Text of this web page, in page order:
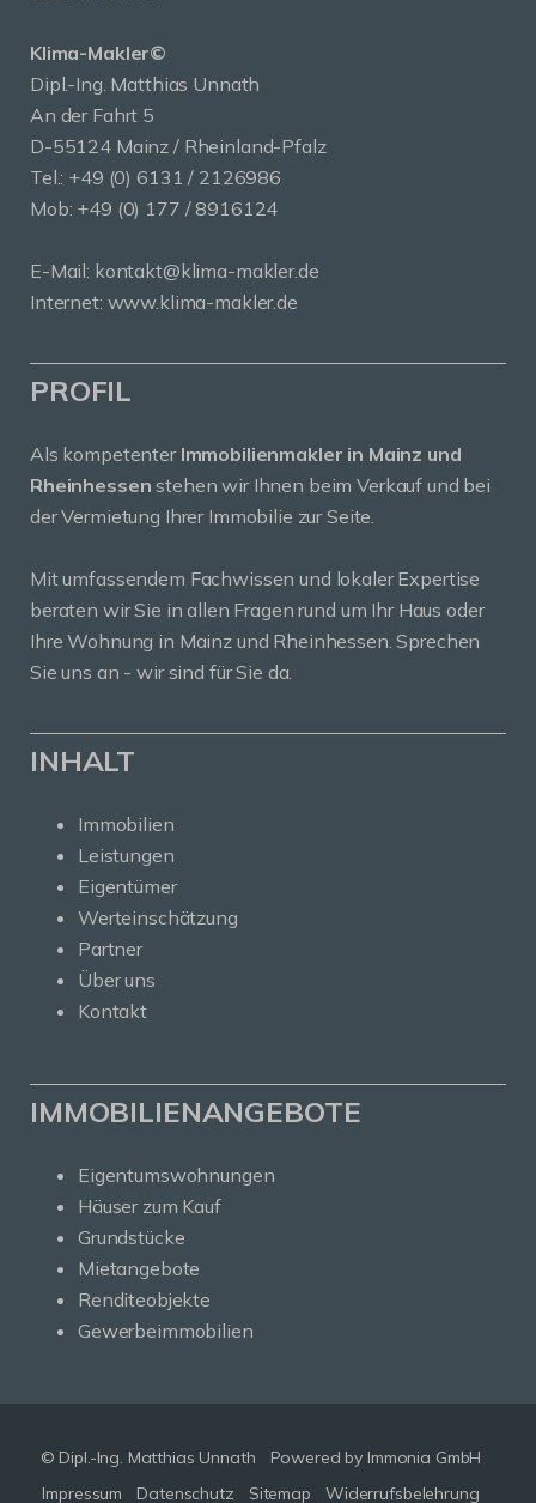
Klima-Makler©
Dipl.-Ing. Matthias Unnath
An der Fahrt 5
D-55124 Mainz / Rheinland-Pfalz
Tel.: +49 (0) 6131 / 2126986
Mob: +49 (0) 177 / 8916124
E-Mail: kontakt@klima-makler.de
Internet: www.klima-makler.de
PROFIL
Als kompetenter Immobilienmakler in Mainz und
Rheinhessen stehen wir Ihnen beim Verkauf und bei
der Vermietung Ihrer Immobilie zur Seite.
Mit umfassendem Fachwissen und lokaler Expertise
beraten wir Sie in allen Fragen rund um Ihr Haus oder
Ihre Wohnung in Mainz und Rheinhessen. Sprechen
Sie uns an - wir sind für Sie da.
INHALT
Immobilien
Leistungen
Eigentümer
Werteinschätzung
Partner
Über uns
Kontakt
IMMOBILIENANGEBOTE
Eigentumswohnungen
Häuser zum Kauf
Grundstücke
Mietangebote
Renditeobjekte
Gewerbeimmobilien
© Dipl.-Ing. Matthias Unnath
Powered by Immonia GmbH
Impressum
Datenschutz Sitemap Widerrufsbelehrung